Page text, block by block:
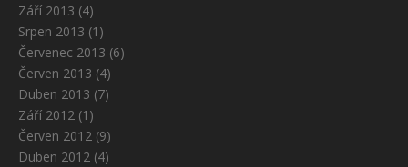
Září 2013 (4)
Srpen 2013 (1)
Červenec 2013 (6)
Červen 2013 (4)
Duben 2013 (7)
Září 2012 (1)
Červen 2012 (9)
Duben 2012 (4)